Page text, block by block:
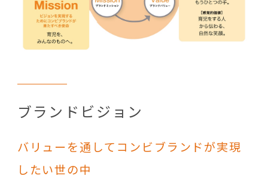
ブランドビジョン
バリューを通してコンビブランドが実現
したい世の中